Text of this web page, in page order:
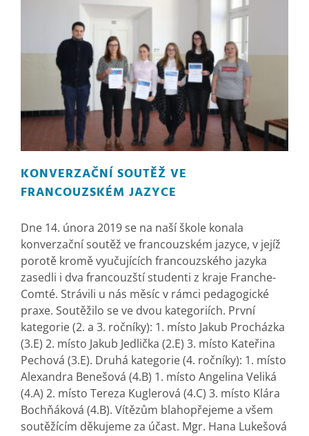
KONVERZAČNÍ SOUTĚŽ VE
FRANCOUZSKÉM JAZYCE
Dne 14. února 2019 se na naší škole konala
konverzační soutěž ve francouzském jazyce, v jejíž
porotě kromě vyučujících francouzského jazyka
zasedli i dva francouzští studenti z kraje Franche-
Comté. Strávili u nás měsíc v rámci pedagogické
praxe. Soutěžilo se ve dvou kategoriích. První
kategorie (2. a 3. ročníky): 1. místo Jakub Procházka
(3.E) 2. místo Jakub Jedlička (2.E) 3. místo Kateřina
Pechová (3.E). Druhá kategorie (4. ročníky): 1. místo
Alexandra Benešová (4.B) 1. místo Angelina Veliká
(4.A) 2. místo Tereza Kuglerová (4.C) 3. místo Klára
Bochňáková (4.B). Vítězům blahopřejeme a všem
soutěžícím děkujeme za účast. Mgr. Hana Lukešová